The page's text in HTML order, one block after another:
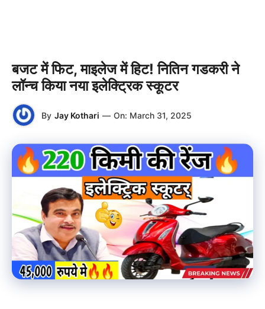
बजट में फिट, माइलेज में हिट! नितिन गडकरी ने
लॉन्च किया नया इलेक्ट्रिक स्कूटर
By Jay Kothari — On: March 31, 2025